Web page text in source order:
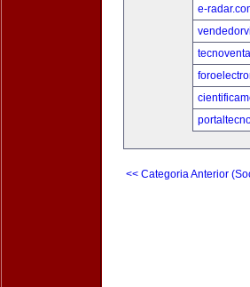
e-
<< Categoria Anterior